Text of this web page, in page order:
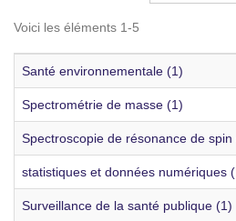
Voici les éléments 1-5
Santé environnementale (1)
Spectrométrie de masse (1)
Spectroscopie de résonance de
statistiques et données numériques
Surveillance de la santé publique (1)